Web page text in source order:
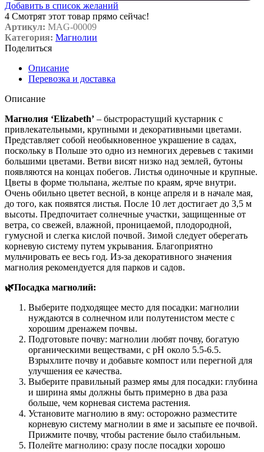
Добавить в список желаний
4 Смотрят этот товар прямо сейчас!
Артикул: MAG-00009
Категория: Магнолии
Поделиться
Описание
Перевозка и доставка
Описание
Магнолия ‘Elizabeth’ – быстрорастущий кустарник с
привлекательными, крупными и декоративными цветами.
Представляет собой необыкновенное украшение в садах,
поскольку в Польше это одно из немногих деревьев с такими
большими цветами. Ветви висят низко над землей, бутоны
появляются на концах побегов. Листья одиночные и крупные.
Цветы в форме тюльпана, желтые по краям, ярче внутри.
Очень обильно цветет весной, в конце апреля и в начале мая,
до того, как появятся листья. После 10 лет достигает до 3,5 м
высоты. Предпочитает солнечные участки, защищенные от
ветра, со свежей, влажной, проницаемой, плодородной,
гумусной и слегка кислой почвой. Зимой следует оберегать
корневую систему путем укрывания. Благоприятно
мульчировать ее весь год. Из-за декоративного значения
магнолия рекомендуется для парков и садов.
🌿Посадка магнолий:
Выберите подходящее место для посадки: магнолии
нуждаются в солнечном или полутенистом месте с
хорошим дренажем почвы.
Подготовьте почву: магнолии любят почву, богатую
органическими веществами, с pH около 5.5-6.5.
Взрыхлите почву и добавьте компост или перегной для
улучшения ее качества.
Выберите правильный размер ямы для посадки: глубина
и ширина ямы должны быть примерно в два раза
больше, чем корневая система растения.
Установите магнолию в яму: осторожно разместите
корневую систему магнолии в яме и засыпьте ее почвой.
Прижмите почву, чтобы растение было стабильным.
Полейте магнолию: сразу после посадки хорошо